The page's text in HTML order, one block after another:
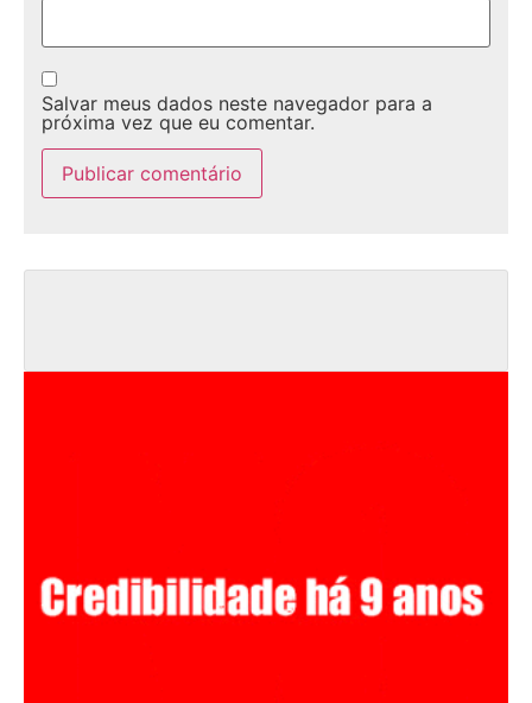
Salvar meus dados neste navegador para a
próxima vez que eu comentar.